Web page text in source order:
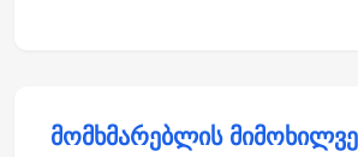
მომხმარებლის